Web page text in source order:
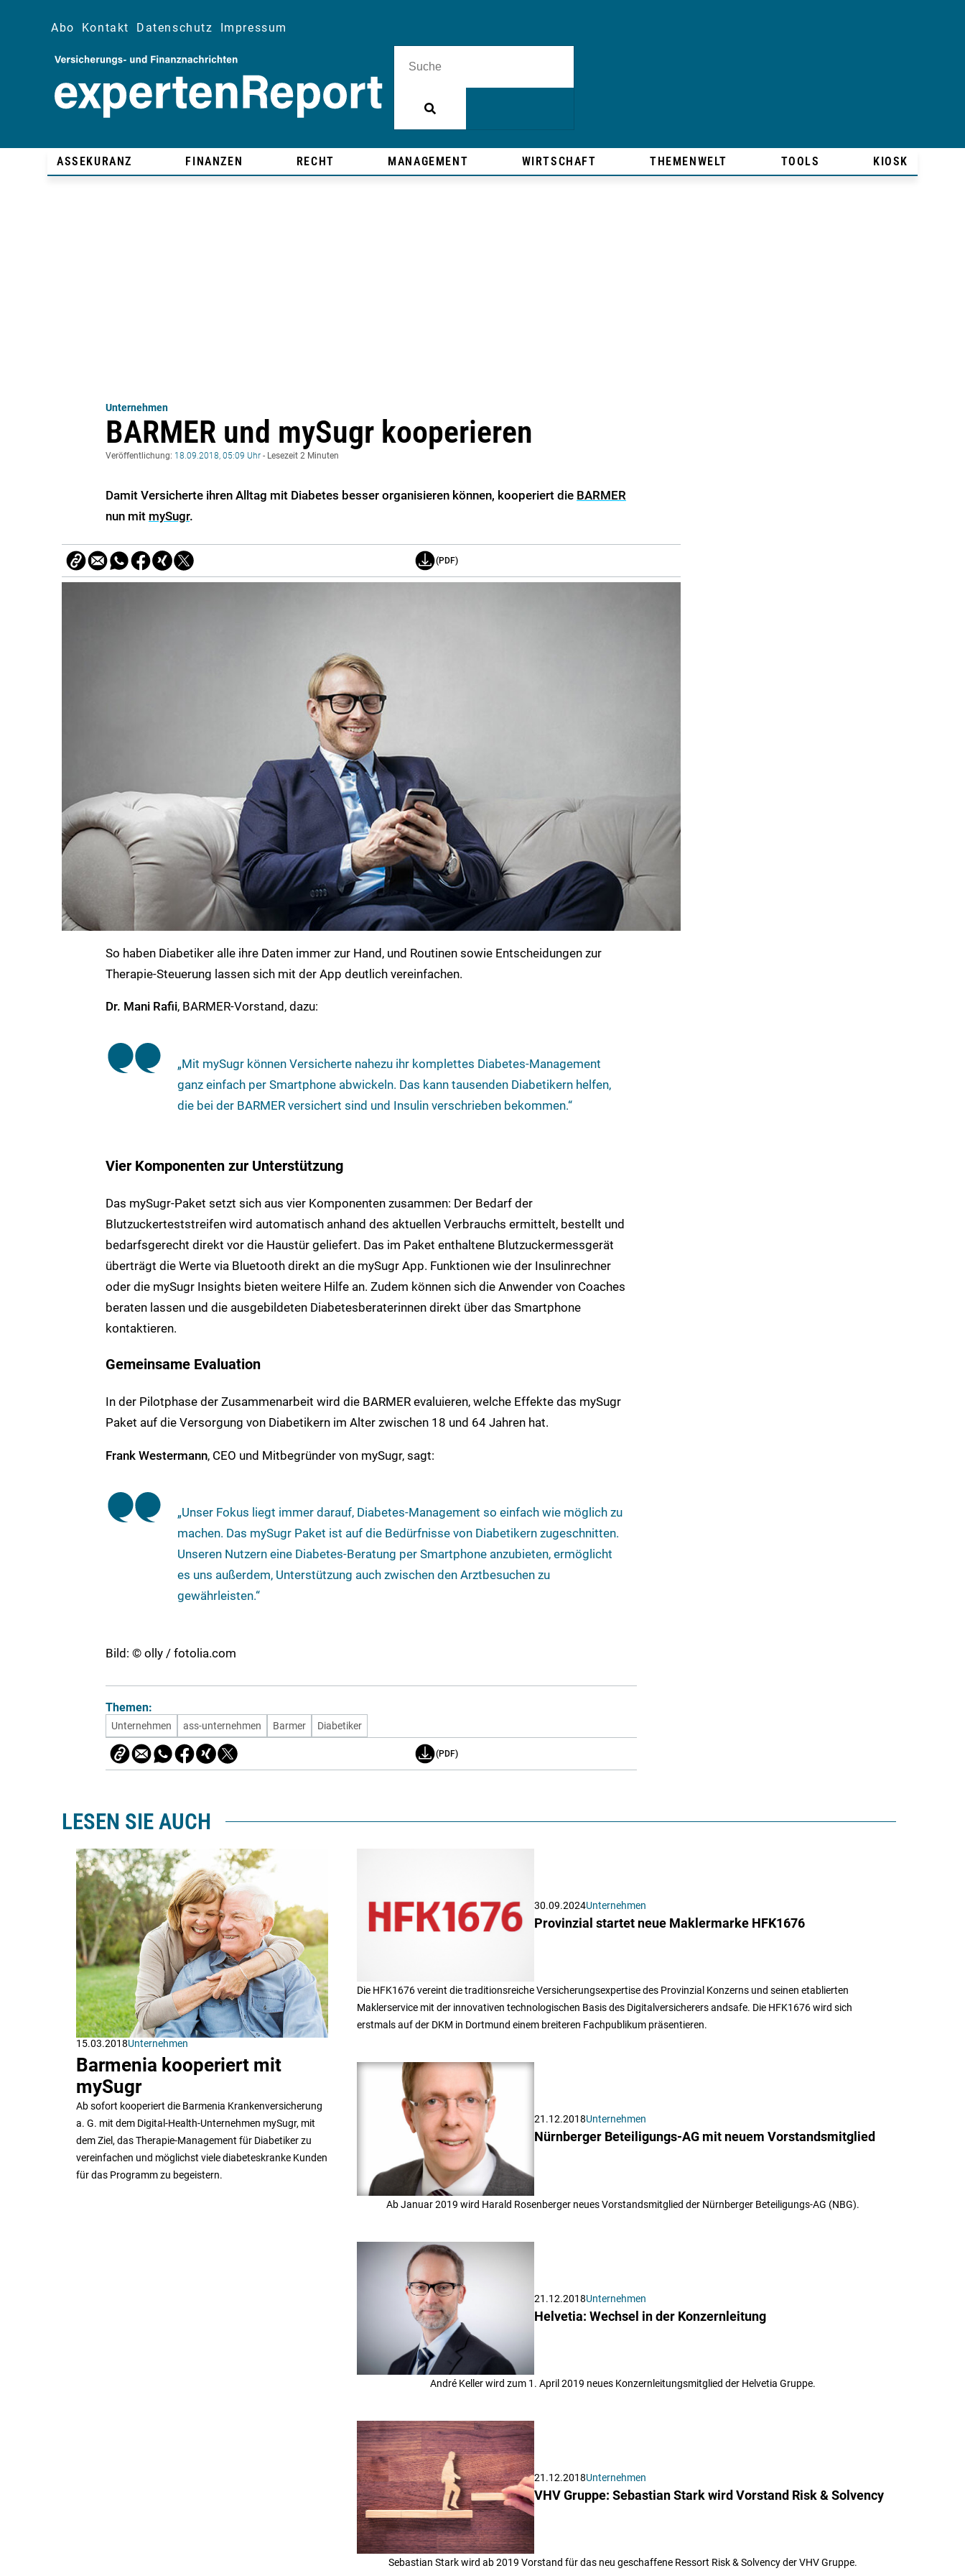
Abo Kontakt Datenschutz Impressum
ASSEKURANZ FINANZEN RECHT MANAGEMENT WIRTSCHAFT THEMENWELT TOOLS KIOSK
Unternehmen
BARMER und mySugr kooperieren
Veröffentlichung: 18.09.2018, 05:09 Uhr - Lesezeit 2 Minuten
Damit Versicherte ihren Alltag mit Diabetes besser organisieren können, kooperiert die BARMER
nun mit mySugr.
(PDF)
So haben Diabetiker alle ihre Daten immer zur Hand, und Routinen sowie Entscheidungen zur
Therapie-Steuerung lassen sich mit der App deutlich vereinfachen.
Dr. Mani Rafii, BARMER-Vorstand, dazu:
„Mit mySugr können Versicherte nahezu ihr komplettes Diabetes-Management
ganz einfach per Smartphone abwickeln. Das kann tausenden Diabetikern helfen,
die bei der BARMER versichert sind und Insulin verschrieben bekommen.“
Vier Komponenten zur Unterstützung
Das mySugr-Paket setzt sich aus vier Komponenten zusammen: Der Bedarf der
Blutzuckerteststreifen wird automatisch anhand des aktuellen Verbrauchs ermittelt, bestellt und
bedarfsgerecht direkt vor die Haustür geliefert. Das im Paket enthaltene Blutzuckermessgerät
überträgt die Werte via Bluetooth direkt an die mySugr App. Funktionen wie der Insulinrechner
oder die mySugr Insights bieten weitere Hilfe an. Zudem können sich die Anwender von Coaches
beraten lassen und die ausgebildeten Diabetesberaterinnen direkt über das Smartphone
kontaktieren.
Gemeinsame Evaluation
In der Pilotphase der Zusammenarbeit wird die BARMER evaluieren, welche Effekte das mySugr
Paket auf die Versorgung von Diabetikern im Alter zwischen 18 und 64 Jahren hat.
Frank Westermann, CEO und Mitbegründer von mySugr, sagt:
„Unser Fokus liegt immer darauf, Diabetes-Management so einfach wie möglich zu
machen. Das mySugr Paket ist auf die Bedürfnisse von Diabetikern zugeschnitten.
Unseren Nutzern eine Diabetes-Beratung per Smartphone anzubieten, ermöglicht
es uns außerdem, Unterstützung auch zwischen den Arztbesuchen zu
gewährleisten.“
Bild: © olly / fotolia.com
Themen:
Unternehmen ass-unternehmen Barmer Diabetiker
(PDF)
LESEN SIE AUCH
15.03.2018Unternehmen
Barmenia kooperiert mit
mySugr
Ab sofort kooperiert die Barmenia Krankenversicherung
a. G. mit dem Digital-Health-Unternehmen mySugr, mit
dem Ziel, das Therapie-Management für Diabetiker zu
vereinfachen und möglichst viele diabeteskranke Kunden
für das Programm zu begeistern.
30.09.2024Unternehmen
Provinzial startet neue Maklermarke HFK1676
Die HFK1676 vereint die traditionsreiche Versicherungsexpertise des Provinzial Konzerns und seinen etablierten
Maklerservice mit der innovativen technologischen Basis des Digitalversicherers andsafe. Die HFK1676 wird sich
erstmals auf der DKM in Dortmund einem breiteren Fachpublikum präsentieren.
21.12.2018Unternehmen
Nürnberger Beteiligungs-AG mit neuem Vorstandsmitglied
Ab Januar 2019 wird Harald Rosenberger neues Vorstandsmitglied der Nürnberger Beteiligungs-AG (NBG).
21.12.2018Unternehmen
Helvetia: Wechsel in der Konzernleitung
André Keller wird zum 1. April 2019 neues Konzernleitungsmitglied der Helvetia Gruppe.
21.12.2018Unternehmen
VHV Gruppe: Sebastian Stark wird Vorstand Risk & Solvency
Sebastian Stark wird ab 2019 Vorstand für das neu geschaffene Ressort Risk & Solvency der VHV Gruppe.